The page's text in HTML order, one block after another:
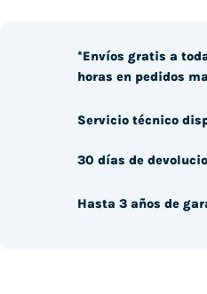
*Envíos gratis a
horas en pedidos
Servicio técnico
30 días de
Hasta 3 años de